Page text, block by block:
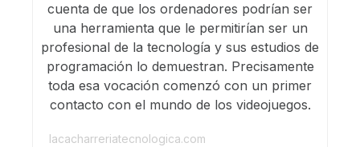
cuenta de que los ordenadores podrían ser
una herramienta que le permitirían ser un
profesional de la tecnología y sus estudios de
programación lo demuestran. Precisamente
toda esa vocación comenzó con un primer
contacto con el mundo de los videojuegos.
lacacharreriatecnologica.com